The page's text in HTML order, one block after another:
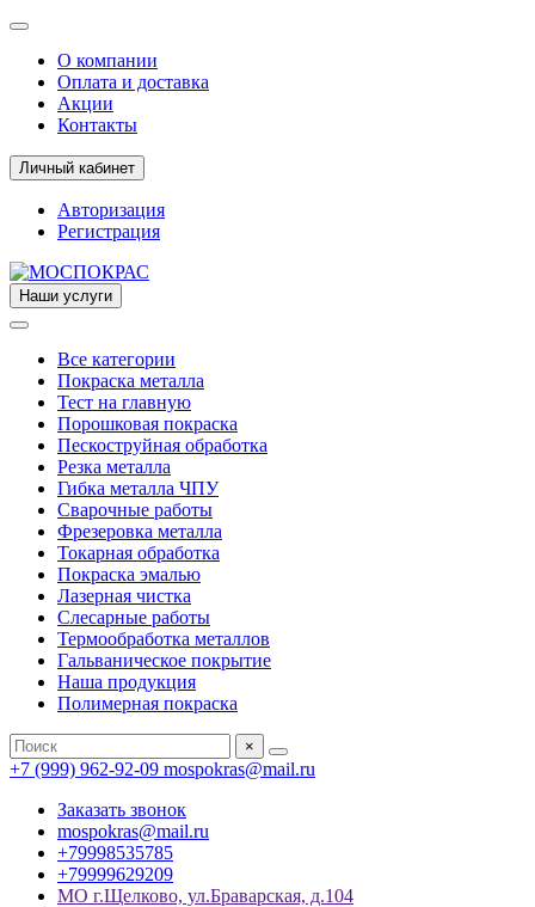
О компании
Оплата и доставка
Акции
Контакты
Личный кабинет
Авторизация
Регистрация
Наши услуги
Все категории
Покраска металла
Тест на главную
Порошковая покраска
Пескоструйная обработка
Резка металла
Гибка металла ЧПУ
Сварочные работы
Фрезеровка металла
Токарная обработка
Покраска эмалью
Лазерная чистка
Слесарные работы
Термообработка металлов
Гальваническое покрытие
Наша продукция
Полимерная покраска
×
+7 (999) 962-92-09 mospokras@mail.ru
Заказать звонок
mospokras@mail.ru
+79998535785
+79999629209
МО г.Щелково, ул.Браварская, д.104